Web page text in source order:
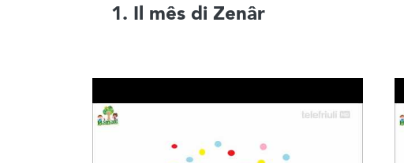
1. Il mês di Zenâr